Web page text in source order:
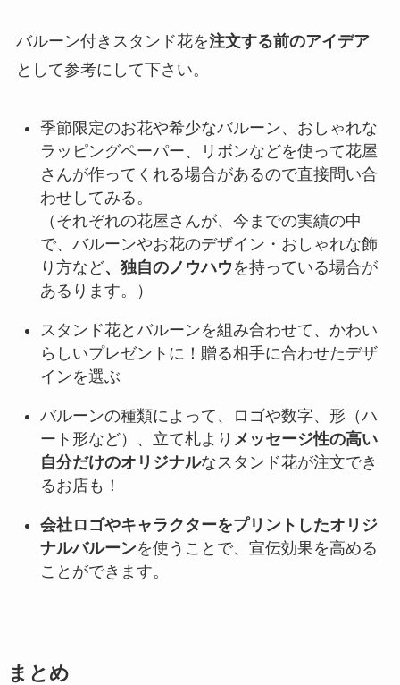
バルーン付きスタンド花を注文する前のアイデア
として参考にして下さい。
季節限定のお花や希少なバルーン、おしゃれな
ラッピングペーパー、リボンなどを使って花屋
さんが作ってくれる場合があるので直接問い合
わせしてみる。
（それぞれの花屋さんが、今までの実績の中
で、バルーンやお花のデザイン・おしゃれな飾
り方など、独自のノウハウを持っている場合が
あるります。）
スタンド花とバルーンを組み合わせて、かわい
らしいプレゼントに！贈る相手に合わせたデザ
インを選ぶ
バルーンの種類によって、ロゴや数字、形（ハ
ート形など）、立て札より メッセージ性の高い
自分だけのオリジナルなスタンド花が注文でき
るお店も！
会社ロゴやキャラクターをプリントしたオリジ
ナルバルーンを使うことで、宣伝効果を高める
ことができます。
まとめ